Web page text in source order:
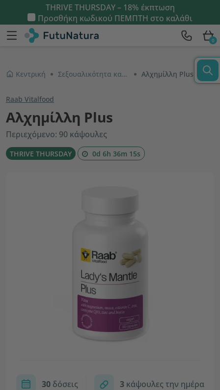
THRIVE THURSDAY – 18% έκπτωση
Προσθήκη κωδικού ΠΕΜΠΤΗ στο καλάθι
0
Κεντρική Σεξουαλικότητα και γονιμότητα Αλχημίλλη Plus
Raab Vitalfood
Αλχημίλλη Plus
Περιεχόμενο: 90 κάψουλες
THRIVE THURSDAY 0d 6h 36m 15s
30δόσεις 3κάψουλες την ημέρα